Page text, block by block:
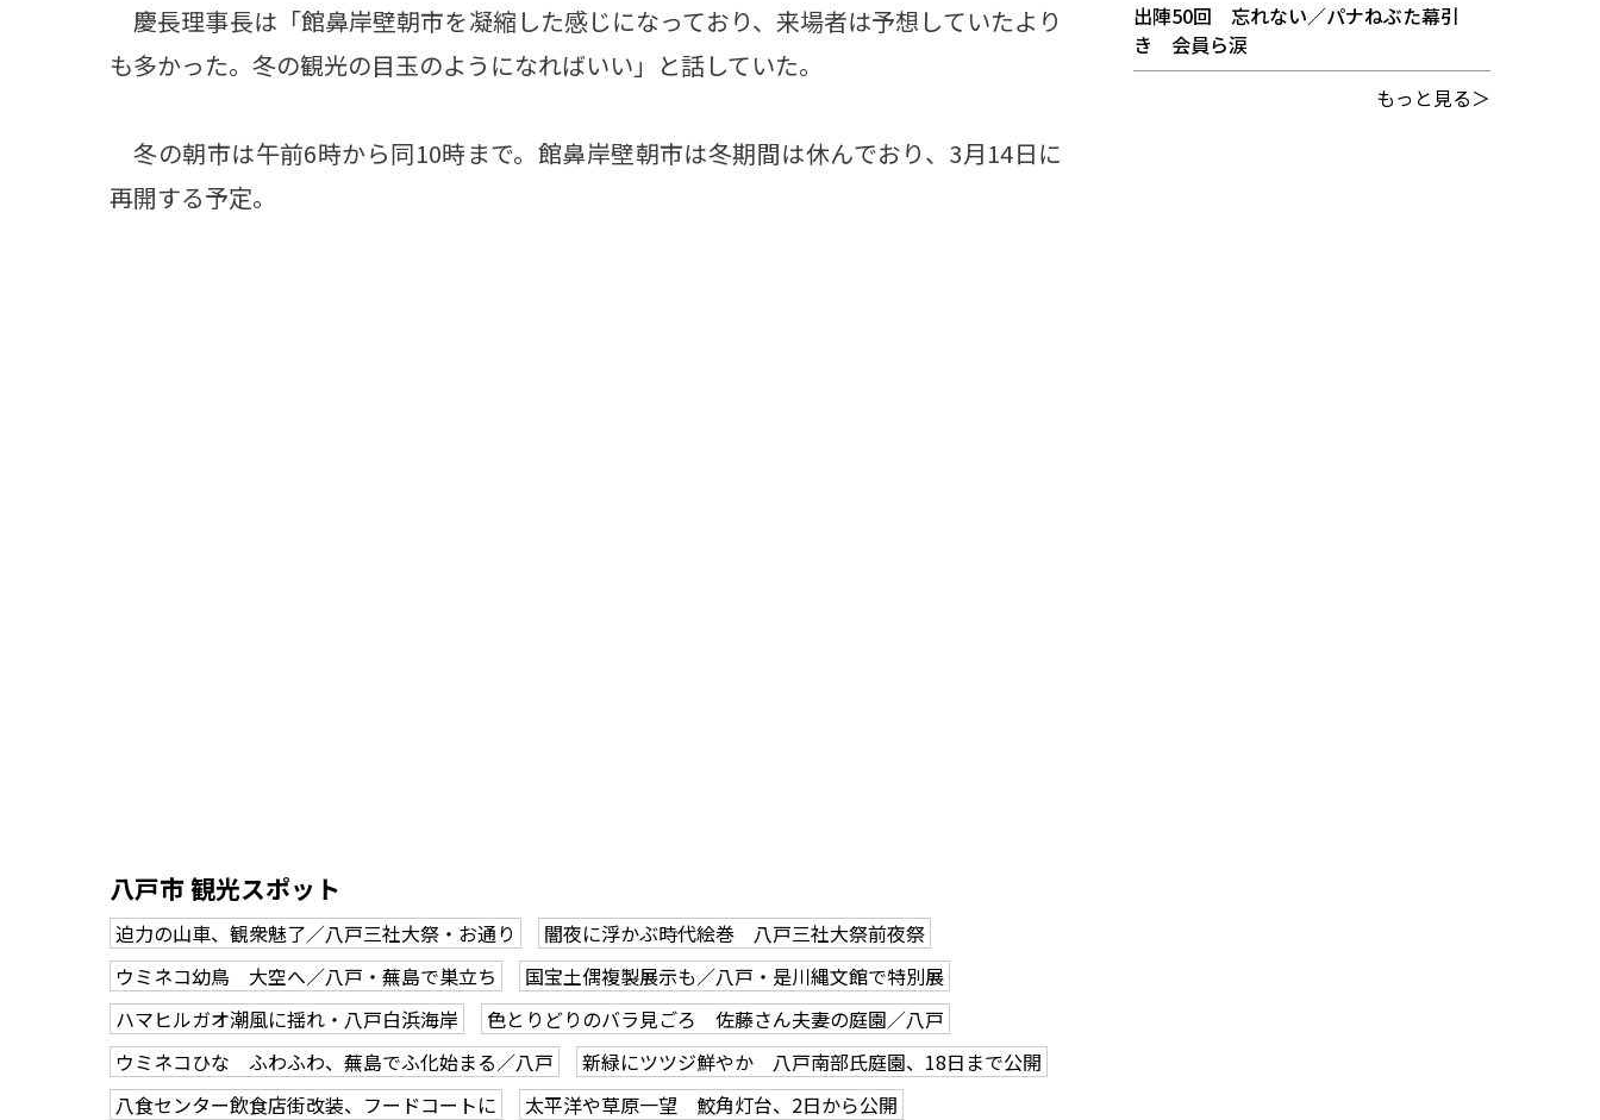
慶長理事長は「館鼻岸壁朝市を凝縮した感じになっており、来場者は予想していたより
も多かった。冬の観光の目玉のようになればいい」と話していた。
冬の朝市は午前6時から同10時まで。館鼻岸壁朝市は冬期間は休んでおり、3月14日に
再開する予定。
八戸市 観光スポット
迫力の山車、観衆魅了／八戸三社大祭・お通り
闇夜に浮かぶ時代絵巻 八戸三社大祭前夜祭
ウミネコ幼鳥 大空へ／八戸・蕪島で巣立ち
国宝土偶複製展示も／八戸・是川縄文館で特別展
ハマヒルガオ潮風に揺れ・八戸白浜海岸
色とりどりのバラ見ごろ 佐藤さん夫妻の庭園／八戸
ウミネコひな ふわふわ、蕪島でふ化始まる／八戸
新緑にツツジ鮮やか 八戸南部氏庭園、18日まで公開
八食センター飲食店街改装、フードコートに
太平洋や草原一望 鮫角灯台、2日から公開
出陣50回 忘れない／パナねぶた幕引
き 会員ら涙
もっと見る＞